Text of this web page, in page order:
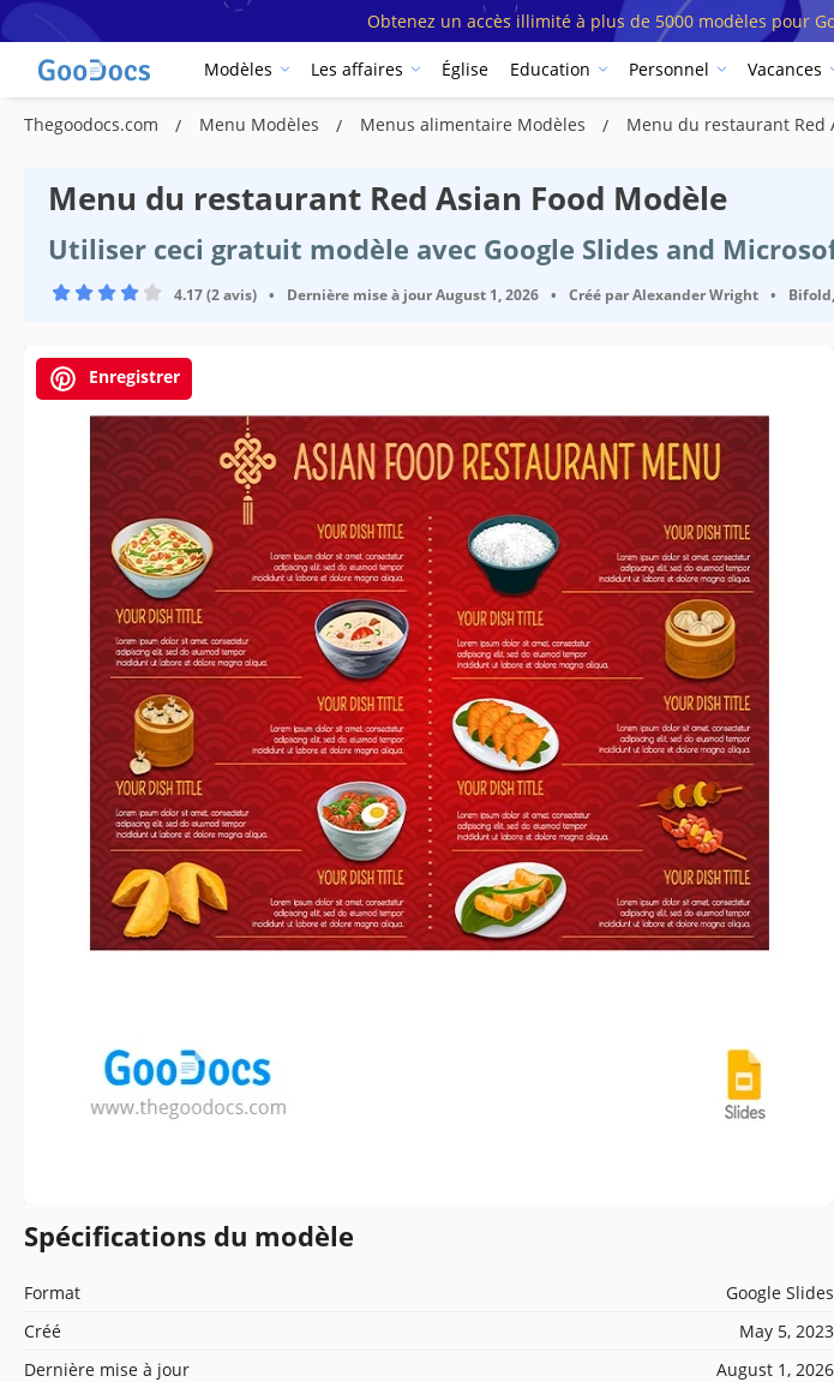
Obtenez un accès illimité à plus de 5000 modèles pour
Modèles Les affaires Église Education Personnel Vacances
Thegoodocs.com Menu Modèles Menus alimentaire Modèles Menu du restaurant Red
Menu du restaurant Red Asian Food Modèle
Utiliser ceci gratuit modèle avec Google Slides and
4.17 (2 avis) • Dernière mise à jourAugust 1, 2026 • Créé parAlexander Wright •
Enregistrer
Spécifications du modèle
Format
Google Slides
Créé
May 5, 2023
Dernière mise à jour
August 1, 2026